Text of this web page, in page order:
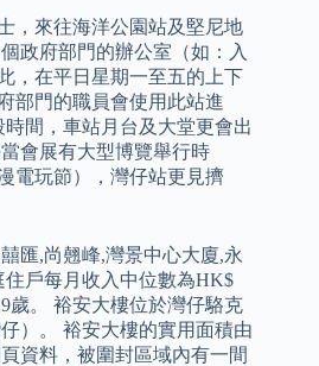
，來往海洋公園站及堅尼地
政府部門的辦公室（如：入
，在平日星期一至五的上下
部門的職員會使用此站進
間，車站月台及大堂更會出
會展有大型博覽舉行時
電玩節），灣仔站更見擠
匯,尚翹峰,灣景中心大廈,永
戶每月收入中位數為HK$
歲。 裕安大樓位於灣仔駱克
）。 裕安大樓的實用面積由
資料，被圍封區域內有一間